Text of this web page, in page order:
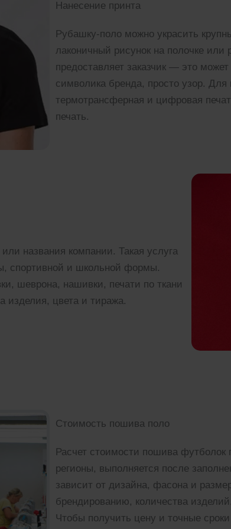
Нанесение принта
Рубашку-поло можно украсить
лаконичный рисунок на полочке
предоставляет заказчик — это
символика бренда, просто узор. Для
термотрансферная и цифровая
печать.
названия компании. Такая услуга
спортивной и школьной формы.
шеврона, нашивки, печати по ткани
изделия, цвета и тиража.
Стоимость пошива поло
Расчет стоимости пошива футболок
регионы, выполняется после
зависит от дизайна, фасона и
брендированию, количества изделий.
Чтобы получить цену и точные сроки